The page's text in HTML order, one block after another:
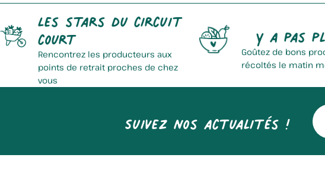
Les stars du circuit
court
Rencontrez les producteurs aux
points de retrait proches de chez
vous
Y a pas
Goûtez de bons
récoltés le matin
Suivez nos actualités !